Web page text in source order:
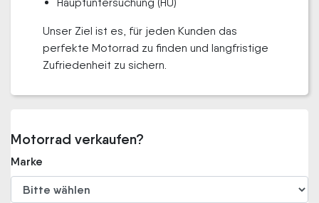
Unser Ziel ist es, für jeden Kunden das
perfekte Motorrad zu finden und langfristige
Zufriedenheit zu sichern.
Motorrad verkaufen?
Marke